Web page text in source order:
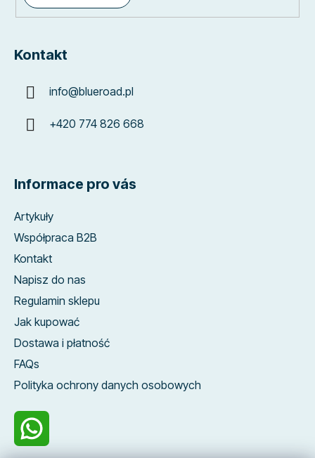
Kontakt
info@blueroad.pl
+420 774 826 668
Informace pro vás
Artykuły
Współpraca B2B
Kontakt
Napisz do nas
Regulamin sklepu
Jak kupować
Dostawa i płatność
FAQs
Polityka ochrony danych osobowych